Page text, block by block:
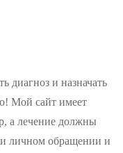
диагноз и назначать
Мой сайт имеет
а лечение должны
личном обращении и